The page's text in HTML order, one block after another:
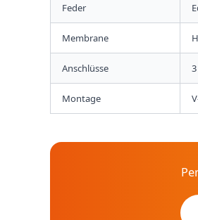
Feder
Membrane
Anschlüsse
Montage